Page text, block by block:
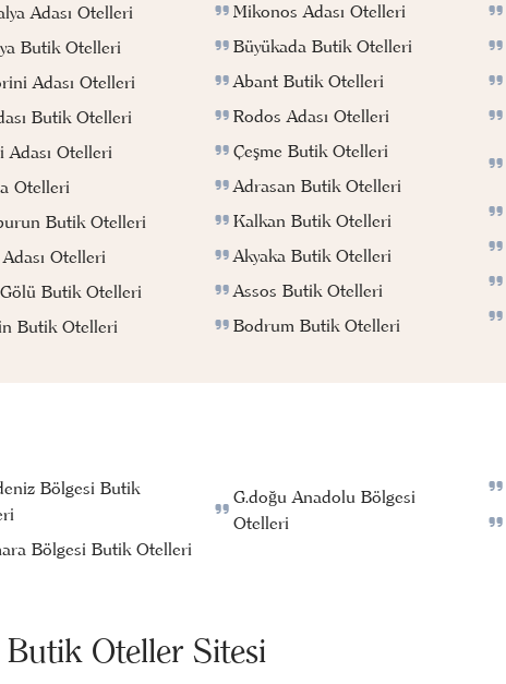
Adası Otelleri
Butik Otelleri
Adası Otelleri
Butik Otelleri
Adası Otelleri
Otelleri
Butik Otelleri
Adası Otelleri
Butik Otelleri
Butik Otelleri
Mikonos Adası Otelleri
Büyükada Butik Otelleri
Abant Butik Otelleri
Rodos Adası Otelleri
Çeşme Butik Otelleri
Adrasan Butik Otelleri
Kalkan Butik Otelleri
Akyaka Butik Otelleri
Assos Butik Otelleri
Bodrum Butik Otelleri
Bölgesi Butik
Bölgesi Butik Otelleri
G.doğu Anadolu Bölgesi
Otelleri
Oteller Sitesi